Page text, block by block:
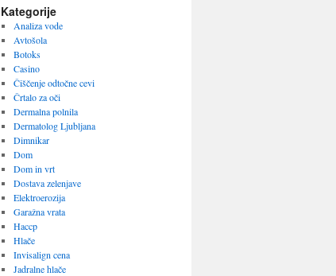
Kategorije
Analiza vode
Avtošola
Botoks
Casino
Čiščenje odtočne cevi
Črtalo za oči
Dermalna polnila
Dermatolog Ljubljana
Dimnikar
Dom
Dom in vrt
Dostava zelenjave
Elektroerozija
Garažna vrata
Haccp
Hlače
Invisalign cena
Jadralne hlače